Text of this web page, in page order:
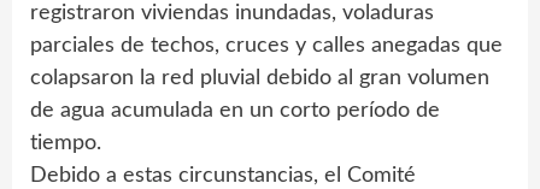
registraron viviendas inundadas, voladuras
parciales de techos, cruces y calles anegadas que
colapsaron la red pluvial debido al gran volumen
de agua acumulada en un corto período de
tiempo.
Debido a estas circunstancias, el Comité